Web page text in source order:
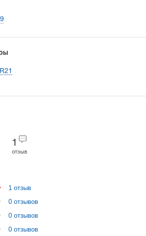
R21
1
отзыв
1 отзыв
0 отзывов
0 отзывов
0 отзывов